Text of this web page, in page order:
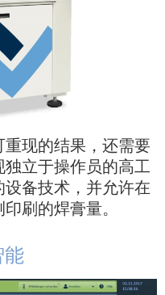
现的结果，还需要
立于操作员的高工
备技术，并允许在
刷的焊膏量。